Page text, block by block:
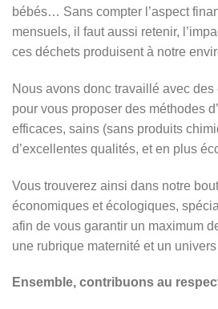
bébés… Sans compter l’aspect
mensuels, il faut aussi retenir,
ces déchets produisent à notre
Nous avons donc travaillé avec
pour vous proposer des méthodes
efficaces, sains (sans produits
d’excellentes qualités, et en plus
Vous trouverez ainsi dans notre
économiques et écologiques,
afin de vous garantir un maximum
une rubrique maternité et un
Ensemble, contribuons au